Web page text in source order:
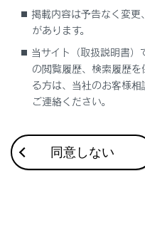
ヘッドランプの使用
雨の日の視界の確保
寒冷時の運転で知っておく
このページは役に立ちま
掲載内容は予告なく変更
があります。
当サイト（取扱説明書）
の閲覧履歴、検索履歴
る方は、当社のお客様
ご連絡ください。
同意しない